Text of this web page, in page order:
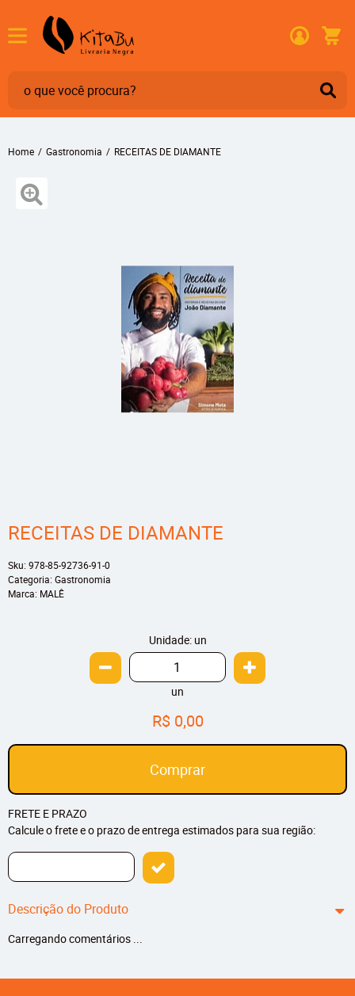
Home Gastronomia RECEITAS DE DIAMANTE
RECEITAS DE DIAMANTE
Sku: 978-85-92736-91-0
Categoria: Gastronomia
Marca: MALÊ
Unidade: un
un
R$ 0,00
Comprar
FRETE E PRAZO
Calcule o frete e o prazo de entrega estimados para sua região:
Descrição do Produto
Carregando comentários ...